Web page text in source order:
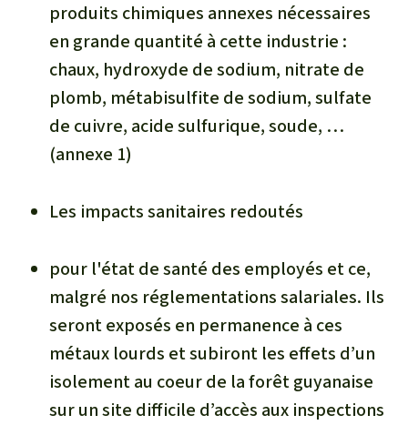
produits chimiques annexes nécessaires
en grande quantité à cette industrie :
chaux, hydroxyde de sodium, nitrate de
plomb, métabisulfite de sodium, sulfate
de cuivre, acide sulfurique, soude, …
(annexe 1)
Les impacts sanitaires redoutés
pour l'état de santé des employés et ce,
malgré nos réglementations salariales. Ils
seront exposés en permanence à ces
métaux lourds et subiront les effets d’un
isolement au coeur de la forêt guyanaise
sur un site difficile d’accès aux inspections